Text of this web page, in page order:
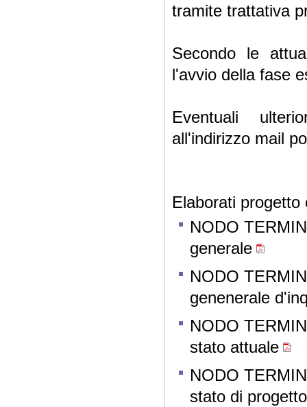
tramite trattativa
Secondo le
l'avvio della fase
Eventuali
all'indirizzo mail
Elaborati progetto
NODO
generale
NODO
genenerale
NODO
stato attuale
NODO
stato di progetto